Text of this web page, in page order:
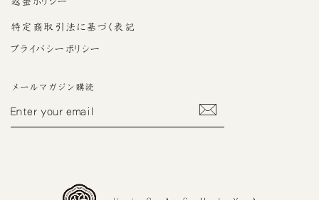
特定商取引法に基づく表記
プライバシーポリシー
メールマガジン購読
YOUR